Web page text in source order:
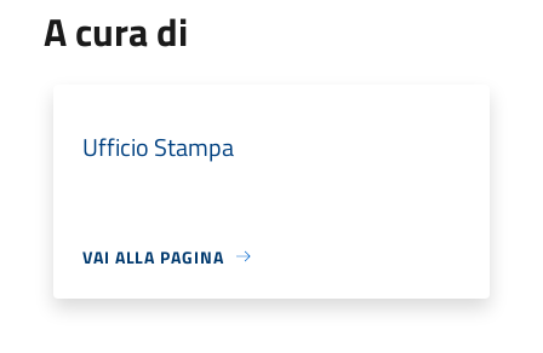
A cura di
Ufficio Stampa
VAI ALLA PAGINA